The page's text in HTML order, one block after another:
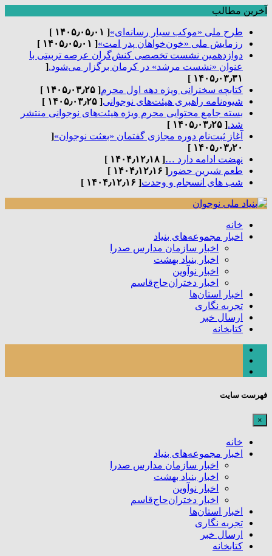
آخرین مطالب
طرح ملی «موکب سیار رسانه‌ای»[ ۱۴۰۵٫۰۵٫۰۱ ]
رزمایش ملی «خون‌خواهان پدر امت»[ ۱۴۰۵٫۰۵٫۰۱ ]
دوازدهمین نشست تخصصی کنش‌گران عرصه تربیتی با
عنوان «نشست مرشد» در کرمان برگزار می‌شود.[
۱۴۰۵٫۰۳٫۳۱ ]
کتابچه سخنرانی ویژه دهه اول محرم[ ۱۴۰۵٫۰۳٫۲۵ ]
شیوه‌نامه راهبری هیئت‌های نوجوانی[ ۱۴۰۵٫۰۳٫۲۵ ]
بسته جامع محتوایی محرم ویژه هیئت‌های نوجوانی منتشر
شد.[ ۱۴۰۵٫۰۳٫۲۵ ]
آغاز ثبت‌نام دوره مجازی گفتمان «بعثت نوجوان»[
۱۴۰۵٫۰۳٫۲۰ ]
نهضت ادامه دارد …[ ۱۴۰۴٫۱۲٫۱۸ ]
طعم شیرین حضور [ ۱۴۰۴٫۱۲٫۱۶ ]
شب های انسجام و وحدت[ ۱۴۰۴٫۱۲٫۱۶ ]
خانه
اخبار مجموعه‌های بنیاد
اخبار سازمان مدارس صدرا
اخبار بنیاد بهشت
اخبار نوآوین
اخبار دختران‌حاج‌قاسم
اخبار استان‌ها
تجربه نگاری
ارسال خبر
کتابخانه
فهرست سایت
×
خانه
اخبار مجموعه‌های بنیاد
اخبار سازمان مدارس صدرا
اخبار بنیاد بهشت
اخبار نوآوین
اخبار دختران‌حاج‌قاسم
اخبار استان‌ها
تجربه نگاری
ارسال خبر
کتابخانه